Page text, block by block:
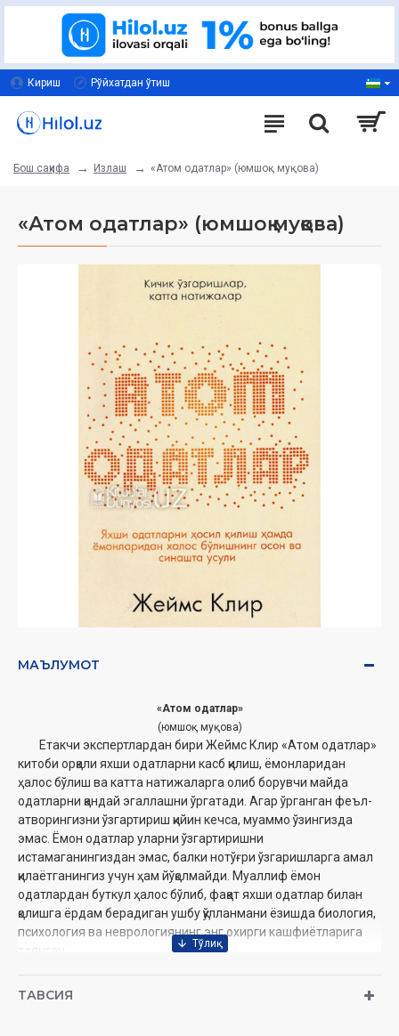
Кириш Рўйхатдан ўтиш
Бош саҳифа Излаш «Атом одатлар» (юмшоқ муқова)
«Атом одатлар» (юмшоқ муқова)
МАЪЛУМОТ
«Атом одатлар»
(юмшоқ муқова)
Етакчи экспертлардан бири Жеймс Клир «Атом одатлар»
китоби орқали яхши одатларни касб қилиш, ёмонларидан
ҳалос бўлиш ва катта натижаларга олиб борувчи майда
одатларни қандай эгаллашни ўргатади. Агар ўрганган феъл-
атворингизни ўзгартириш қийин кечса, муаммо ўзингизда
эмас. Ёмон одатлар уларни ўзгартиришни
истамаганингиздан эмас, балки нотўғри ўзгаришларга амал
қилаётганингиз учун ҳам йўқолмайди. Муаллиф ёмон
одатлардан буткул ҳалос бўлиб, фақат яхши одатлар билан
қолишга ёрдам берадиган ушбу қўлланмани ёзишда биология,
психология ва неврологиянинг энг охирги кашфиётларига
таянган.
Нашриёт:
ТАВСИЯ